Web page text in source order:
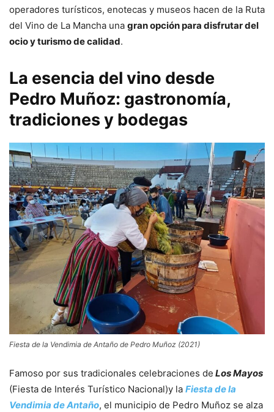
operadores turísticos, enotecas y museos hacen de la Ruta
del Vino de La Mancha una gran opción para disfrutar del
ocio y turismo de calidad.
La esencia del vino desde
Pedro Muñoz: gastronomía,
tradiciones y bodegas
Fiesta de la Vendimia de Antaño de Pedro Muñoz (2021)
Famoso por sus tradicionales celebraciones de Los Mayos
(Fiesta de Interés Turístico Nacional)y la Fiesta de la
Vendimia de Antaño, el municipio de Pedro Muñoz se alza